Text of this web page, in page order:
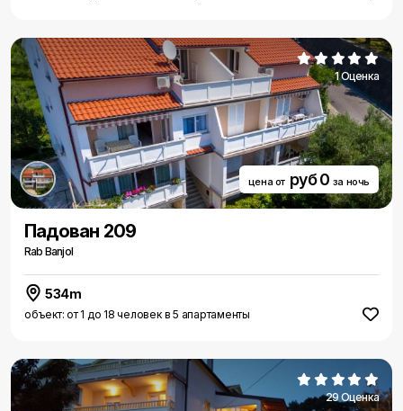
1 Оценка
цена от руб 0 за ночь
Падован 209
Rab Banjol
534m
объект: от 1 до 18 человек в 5 апартаменты
29 Оценка